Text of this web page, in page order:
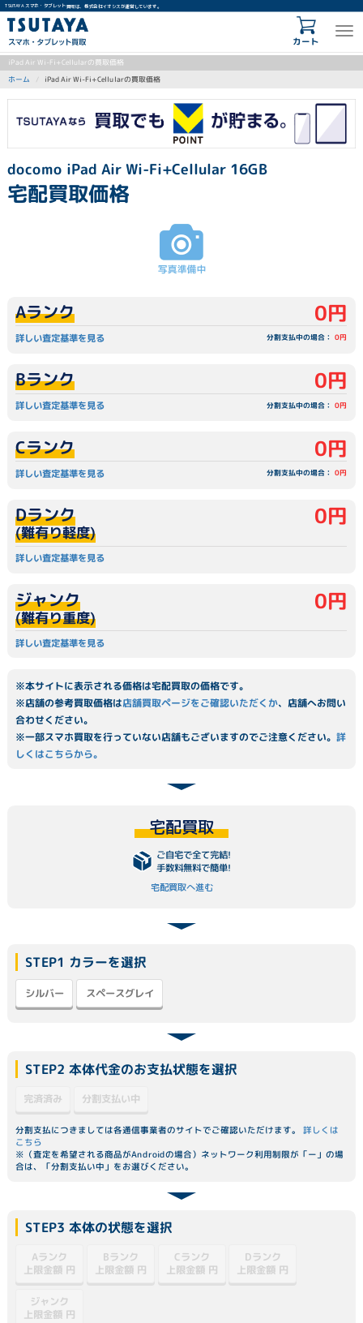
TSUTAYA スマホ・タブレット買取は、株式会社イオシスが運営しています。
カート
iPad Air Wi-Fi+Cellularの買取価格
ホーム iPad Air Wi-Fi+Cellularの買取価格
docomo iPad Air Wi-Fi+Cellular 16GB
宅配買取価格
詳しい査定基準を見る
Aランク 0円
分割支払中の場合：0円
詳しい査定基準を見る
Bランク 0円
分割支払中の場合：0円
詳しい査定基準を見る
Cランク 0円
分割支払中の場合：0円
詳しい査定基準を見る
Dランク
(難有り軽度)
0円
詳しい査定基準を見る
ジャンク
(難有り重度)
0円
※本サイトに表示される価格は宅配買取の価格です。
※店舗の参考買取価格は店舗買取ページをご確認いただくか、店舗へお問い
合わせください。
※一部スマホ買取を行っていない店舗もございますのでご注意ください。詳
しくはこちらから。
宅配買取
ご自宅で全て完結!
手数料無料で簡単!
宅配買取へ進む
STEP1 カラーを選択
シルバー スペースグレイ
STEP2 本体代金のお支払状態を選択
完済済み 分割支払い中
分割支払につきましては各通信事業者のサイトでご確認いただけます。詳しくは
こちら
※（査定を希望される商品がAndroidの場合）ネットワーク利用制限が「ー」の場
合は、「分割支払い中」をお選びください。
STEP3 本体の状態を選択
Aランク
上限金額 円
Bランク
上限金額 円
Cランク
上限金額 円
Dランク
上限金額 円
ジャンク
上限金額 円